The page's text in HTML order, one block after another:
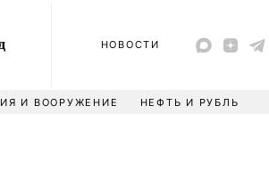
НОВОСТИ
И ВООРУЖЕНИЕ НЕФТЬ И РУБЛЬ